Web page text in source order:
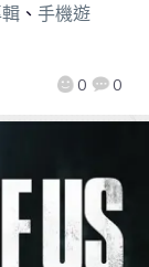
0 0
、 手機遊